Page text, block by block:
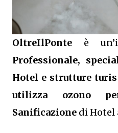
OltreIlPonte è
Professionale,
Hotel e strutture
utilizza ozono
Sanificazione di Hotel